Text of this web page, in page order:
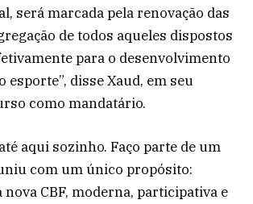
será marcada pela renovação das
de todos aqueles dispostos
para o desenvolvimento
esporte”, disse Xaud, em seu
como mandatário.
aqui sozinho. Faço parte de um
com um único propósito:
CBF, moderna, participativa e